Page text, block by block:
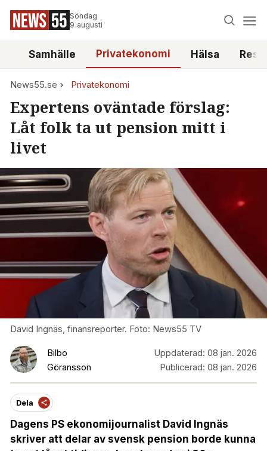
Söndag
9 augusti
Samhälle Privatekonomi Hälsa
News55.se Privatekonomi
Expertens oväntade förslag:
Låt folk ta ut pension mitt i
livet
David Ingnäs, finansreporter. Foto: News55 TV
Bilbo
Göransson
Uppdaterad: 08 jan. 2026
Publicerad: 08 jan. 2026
Dela
Dagens PS ekonomijournalist David Ingnäs
skriver att delar av svensk pension borde kunna